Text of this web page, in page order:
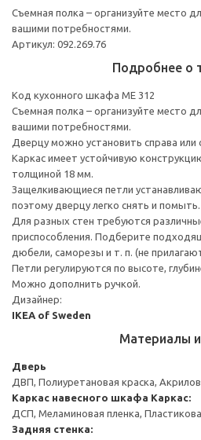
Съемная полка – организуйте место
вашими потребностями.
Артикул: 092.269.76
Подробнее о
Код кухонного шкафа ME 312
Съемная полка – организуйте место
вашими потребностями.
Дверцу можно установить справа или
Каркас имеет устойчивую
толщиной 18 мм.
Защелкивающиеся петли
поэтому дверцу легко снять и помыть.
Для разных стен требуются
приспособления. Подберите
дюбели, саморезы и т. п. (не
Петли регулируются по высоте,
Можно дополнить ручкой.
Дизайнер:
IKEA of Sweden
Материалы
Дверь
ДВП, Полиуретановая краска,
Каркас навесного шкафа Каркас:
ДСП, Меламиновая пленка,
Задняя стенка: